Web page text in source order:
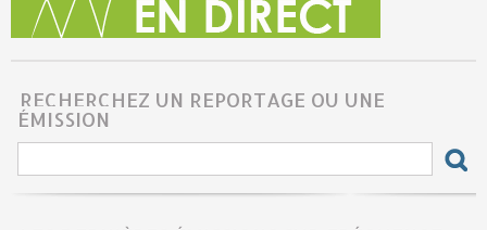
RECHERCHEZ UN REPORTAGE OU UNE
ÉMISSION